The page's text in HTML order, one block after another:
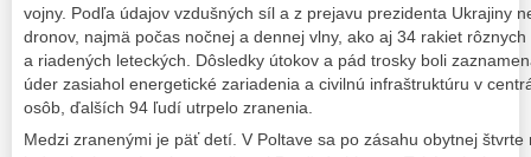
vojny. Podľa údajov vzdušných síl a z prejavu prezidenta Ukrajiny
dronov, najmä počas nočnej a dennej vlny, ako aj 34 rakiet
a riadených leteckých. Dôsledky útokov a pád trosky boli
úder zasiahol energetické zariadenia a civilnú infraštruktúru v
osôb, ďalších 94 ľudí utrpelo zranenia.
Medzi zranenými je päť detí. V Poltave sa po zásahu obytnej